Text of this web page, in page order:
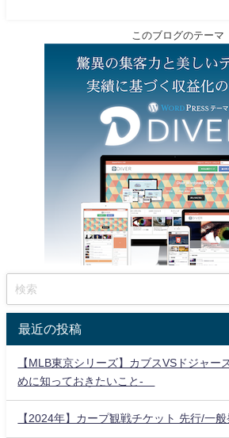
このブログのテーマ
最近の投稿
【MLB東京シリーズ】カブスVSドジャー
めに知っておきたいこと-
【2024年】カープ観戦チケット 先行/一